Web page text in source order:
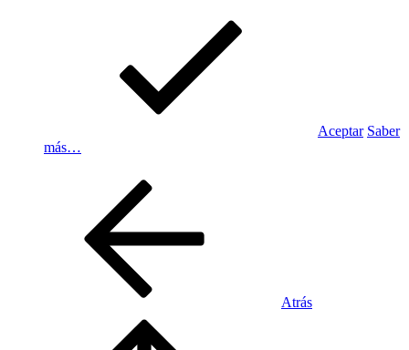
Aceptar Saber
más…
Atrás